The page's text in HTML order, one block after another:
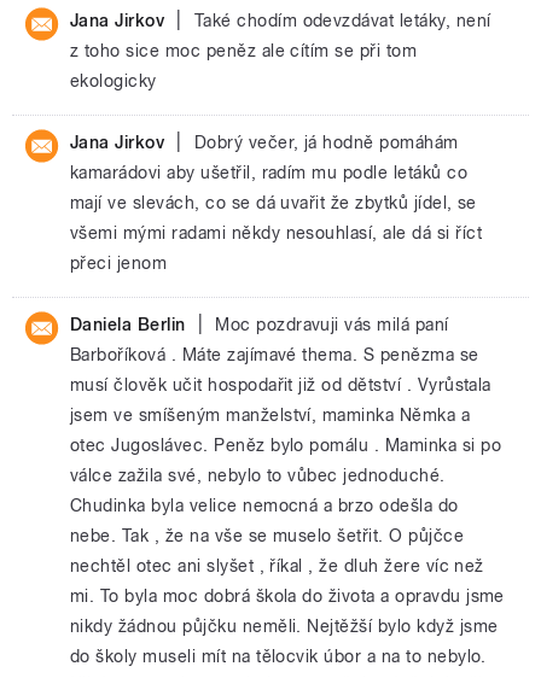
Jana Jirkov
Také chodím odevzdávat letáky, není
z toho sice moc peněz ale cítím se při tom
ekologicky
Jana Jirkov
Dobrý večer, já hodně pomáhám
kamarádovi aby ušetřil, radím mu podle letáků co
mají ve slevách, co se dá uvařit že zbytků jídel, se
všemi mými radami někdy nesouhlasí, ale dá si říct
přeci jenom
Daniela Berlin
Moc pozdravuji vás milá paní
Barboříková . Máte zajímavé thema. S penězma se
musí člověk učit hospodařit již od dětství . Vyrůstala
jsem ve smíšeným manželství, maminka Němka a
otec Jugoslávec. Peněz bylo pomálu . Maminka si po
válce zažila své, nebylo to vůbec jednoduché.
Chudinka byla velice nemocná a brzo odešla do
nebe. Tak , že na vše se muselo šetřit. O půjčce
nechtěl otec ani slyšet , říkal , že dluh žere víc než
mi. To byla moc dobrá škola do života a opravdu jsme
nikdy žádnou půjčku neměli. Nejtěžší bylo když jsme
do školy museli mít na tělocvik úbor a na to nebylo.